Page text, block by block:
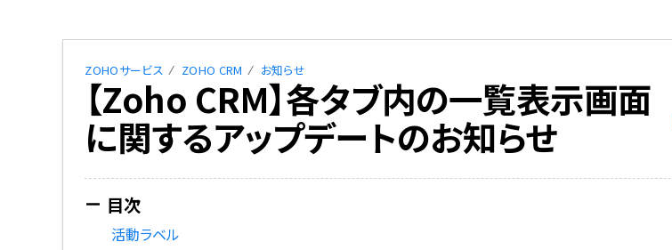
ZOHOサービス ZOHO CRM お知らせ
【Zoho CRM】各タブ内の一覧表示画面
に関するアップデートのお知らせ
活動ラベル